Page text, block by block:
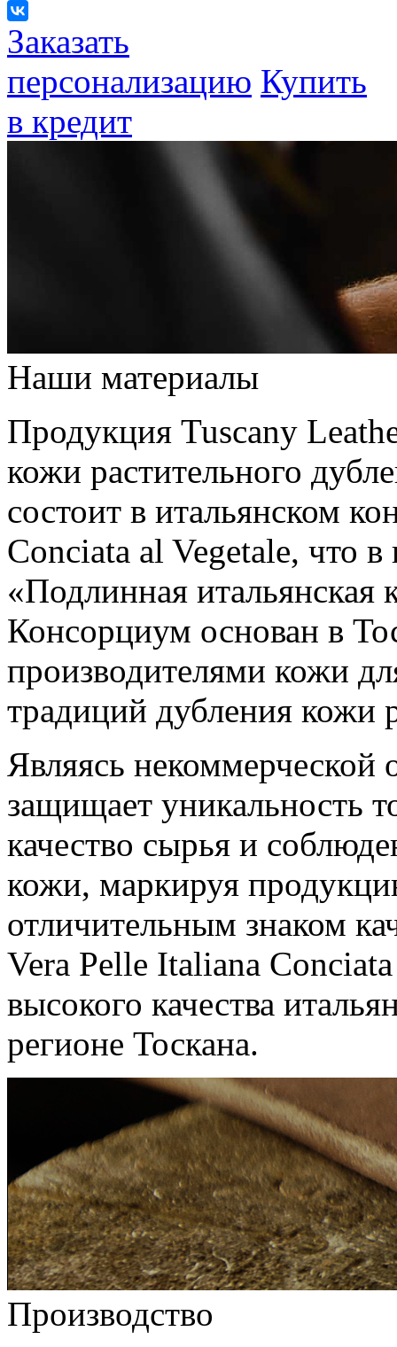
Заказать
персонализацию Купить
в кредит
Наши материалы
Продукция Tuscany
кожи растительного
состоит в итальянском
Conciata al Vegetale, что в
«Подлинная итальянская
Консорциум основан в
производителями кожи
традиций дубления кожи
Являясь некоммерческой
защищает уникальность
качество сырья и
кожи, маркируя
отличительным знаком
Vera Pelle Italiana
высокого качества
регионе Тоскана.
Производство